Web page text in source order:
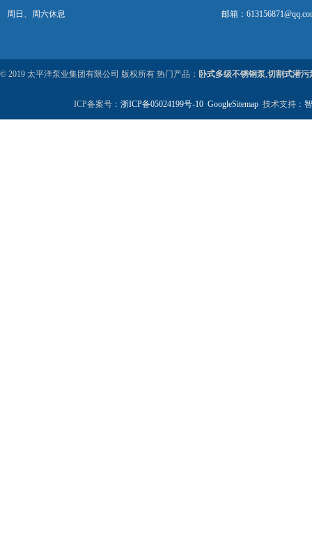
周日、周六休息 邮箱：
© 2019 太平洋泵业集团有限公司 版权所有 热门产品： 卧式多级不锈钢泵,切割式潜污
ICP备案号： 浙ICP备05024199号-10 GoogleSitemap 技术支持：